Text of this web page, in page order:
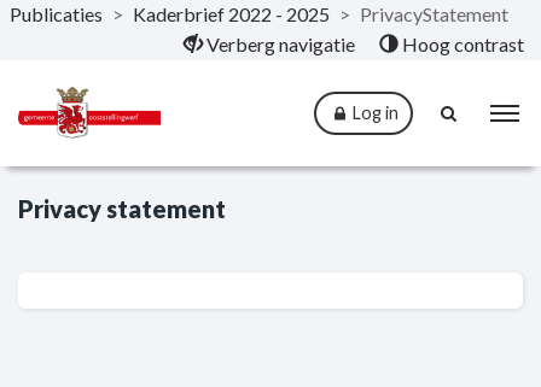
Naar hoofdinhoud
Publicaties > Kaderbrief 2022 - 2025 > PrivacyStatement
Verberg navigatie
Hoog contrast
Log in
Privacy statement